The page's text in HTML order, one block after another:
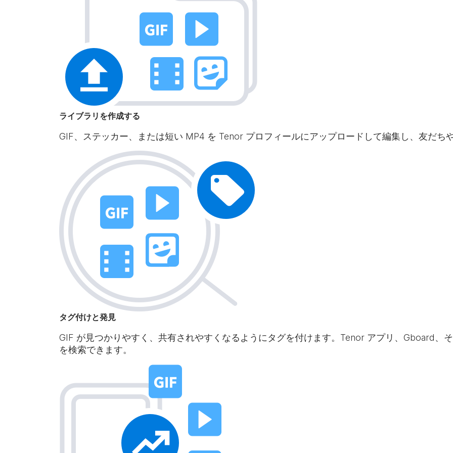
ライブラリを作成する
GIF、ステッカー、または短い MP4 を Tenor プロフィールにアップロードして編集し、友だち
タグ付けと発見
GIF が見つかりやすく、共有されやすくなるようにタグを付けます。Tenor アプリ、Gboard、
を検索できます。